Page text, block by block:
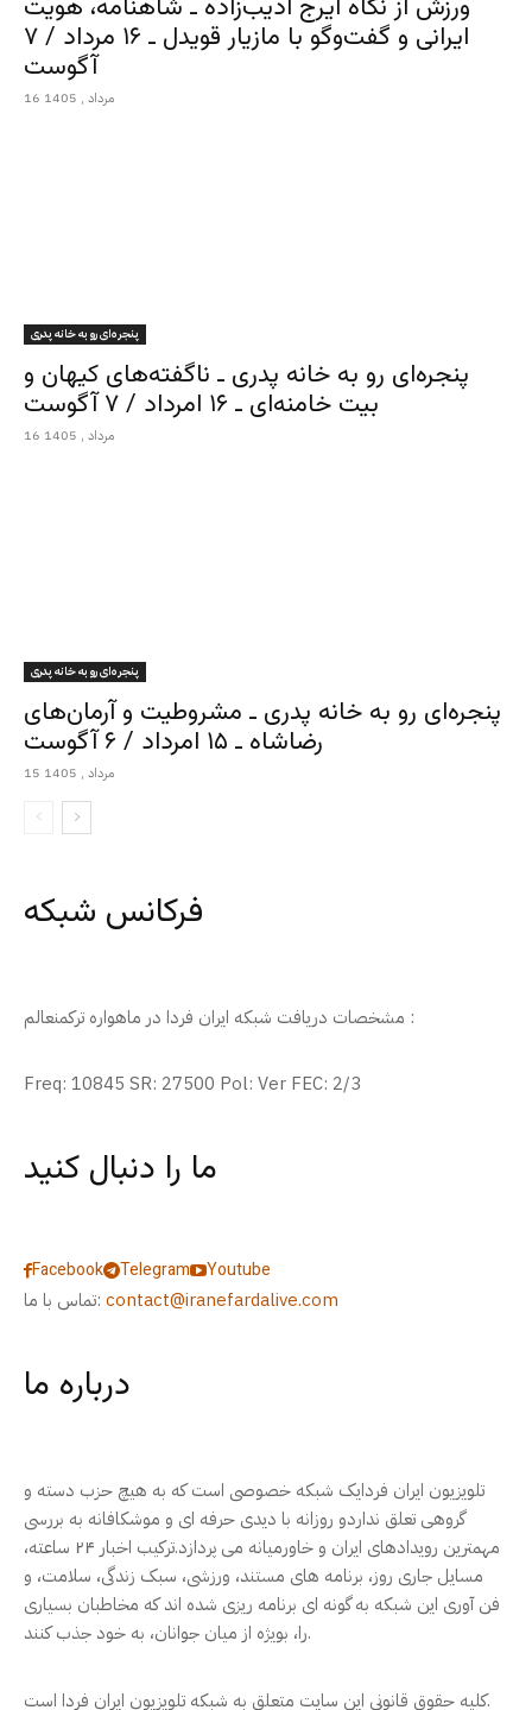
ایرانی و گفت‌وگو با مازیار قویدل ـ ۱۶ مرداد / ۷
آگوست
16 مرداد , 1405
پنجره‌ای رو به خانه پدری
پنجره‌ای رو به خانه پدری ـ ناگفته‌های کیهان و
بیت خامنه‌ای ـ ۱۶ امرداد / ۷ آگوست
16 مرداد , 1405
پنجره‌ای رو به خانه پدری
پنجره‌ای رو به خانه پدری ـ مشروطیت و آرمان‌های
رضاشاه ـ ۱۵ امرداد / ۶ آگوست
15 مرداد , 1405
فرکانس شبکه
مشخصات دریافت شبکه ایران فردا در ماهواره ترکمنعالم :
Freq: 10845 SR: 27500 Pol: Ver FEC: 2/3
ما را دنبال کنید
Facebook Telegram
Youtube
تماس با ما: contact@iranefardalive.com
درباره ما
تلویزیون ایران فردایک شبکه خصوصی است که به هیچ حزب دسته و
گروهی تعلق نداردو روزانه با دیدی حرفه ای و موشکافانه به بررسی
مهمترین رویدادهای ایران و خاورمیانه می پردازد.ترکیب اخبار ۲۴ ساعته،
مسایل جاری روز، برنامه های مستند، ورزشی، سبک زندگی، سلامت، و
فن آوری این شبکه به گونه ای برنامه ریزی شده اند که مخاطبان بسیاری
را، بویژه از میان جوانان، به خود جذب کنند.
کلیه حقوق قانونی این سایت متعلق به شبکه تلویزیون ایران فردا است.